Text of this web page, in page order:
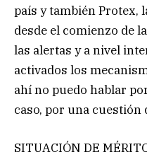
país y también Protex,
desde el comienzo de
las alertas y a nivel
activados los
ahí no puedo hablar
caso, por una cuestión
SITUACIÓN DE